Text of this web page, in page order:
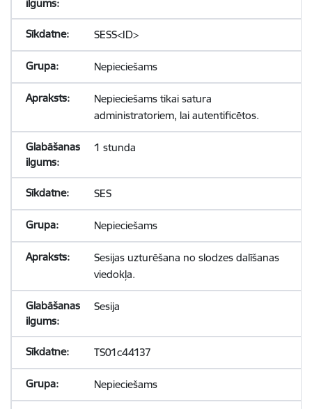
SESS<ID>
Nepieciešams
Nepieciešams tikai satura
administratoriem, lai autentificētos.
1 stunda
SES
Nepieciešams
Sesijas uzturēšana no slodzes dalīšanas
viedokļa.
Sesija
TS01c44137
Nepieciešams